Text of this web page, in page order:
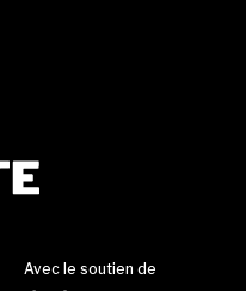
Avec le soutien de